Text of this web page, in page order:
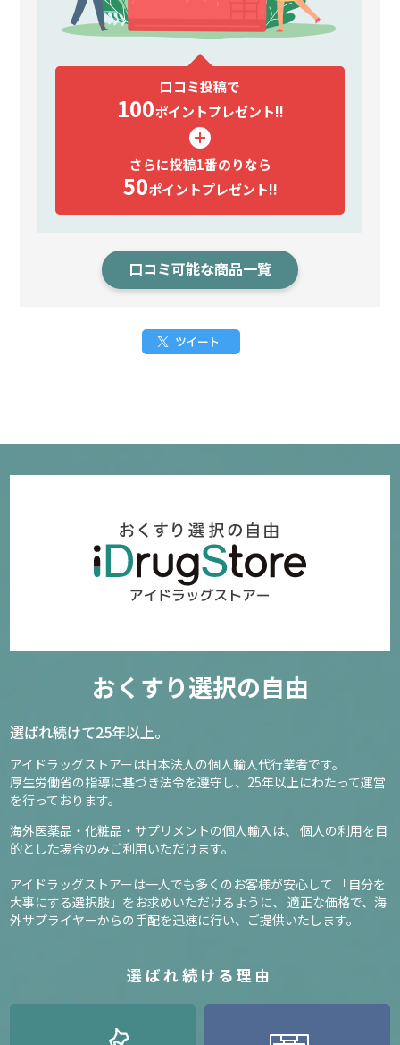
口コミ投稿で
100ポイントプレゼント!!
さらに投稿1番のりなら
50ポイントプレゼント!!
口コミ可能な商品一覧
ツイート
おくすり選択の自由
選ばれ続けて25年以上。
アイドラッグストアーは日本法人の個人輸入代行業者です。
厚生労働省の指導に基づき法令を遵守し、 25年以上にわたって運営
を行っております。
海外医薬品・化粧品・サプリメントの個人輸入は、
個人の利用を目
的とした場合のみご利用いただけます。
アイドラッグストアーは一人でも多くのお客様が安心して
「自分を
大事にする選択肢」をお求めいただけるように、
適正な価格で、海
外サプライヤーからの手配を迅速に行い、ご提供いたします。
選ばれ続ける理由